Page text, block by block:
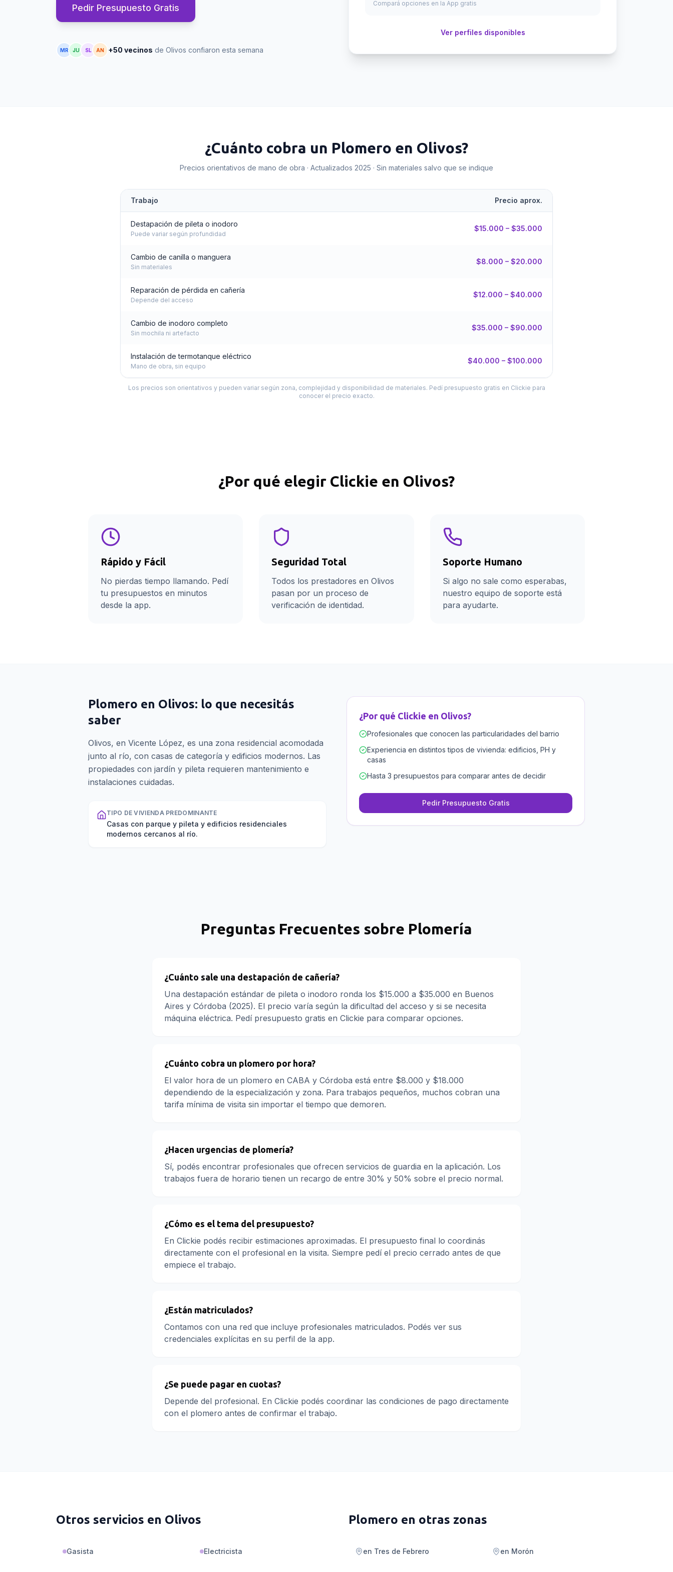
Pedir Presupuesto Gratis
MR JU SL AN +50 vecinos de Olivos confiaron esta semana
Compará opciones en la App gratis
Ver perfiles disponibles
¿Cuánto cobra un Plomero en Olivos?
Precios orientativos de mano de obra · Actualizados 2025 · Sin materiales salvo que se indique
Trabajo Precio aprox.
Destapación de pileta o inodoro
Puede variar según profundidad
$15.000 – $35.000
Cambio de canilla o manguera
Sin materiales
$8.000 – $20.000
Reparación de pérdida en cañería
Depende del acceso
$12.000 – $40.000
Cambio de inodoro completo
Sin mochila ni artefacto
$35.000 – $90.000
Instalación de termotanque eléctrico
Mano de obra, sin equipo
$40.000 – $100.000
Los precios son orientativos y pueden variar según zona, complejidad y disponibilidad de materiales. Pedí presupuesto gratis en Clickie para
conocer el precio exacto.
¿Por qué elegir Clickie en Olivos?
Rápido y Fácil
No pierdas tiempo llamando. Pedí
tu presupuestos en minutos
desde la app.
Seguridad Total
Todos los prestadores en Olivos
pasan por un proceso de
verificación de identidad.
Soporte Humano
Si algo no sale como esperabas,
nuestro equipo de soporte está
para ayudarte.
Plomero en Olivos: lo que necesitás
saber
Olivos, en Vicente López, es una zona residencial acomodada
junto al río, con casas de categoría y edificios modernos. Las
propiedades con jardín y pileta requieren mantenimiento e
instalaciones cuidadas.
TIPO DE VIVIENDA PREDOMINANTE
Casas con parque y pileta y edificios residenciales
modernos cercanos al río.
¿Por qué Clickie en Olivos?
Profesionales que conocen las particularidades del barrio
Experiencia en distintos tipos de vivienda: edificios, PH y
casas
Hasta 3 presupuestos para comparar antes de decidir
Pedir Presupuesto Gratis
Preguntas Frecuentes sobre Plomería
¿Cuánto sale una destapación de cañería?
Una destapación estándar de pileta o inodoro ronda los $15.000 a $35.000 en Buenos
Aires y Córdoba (2025). El precio varía según la dificultad del acceso y si se necesita
máquina eléctrica. Pedí presupuesto gratis en Clickie para comparar opciones.
¿Cuánto cobra un plomero por hora?
El valor hora de un plomero en CABA y Córdoba está entre $8.000 y $18.000
dependiendo de la especialización y zona. Para trabajos pequeños, muchos cobran una
tarifa mínima de visita sin importar el tiempo que demoren.
¿Hacen urgencias de plomería?
Sí, podés encontrar profesionales que ofrecen servicios de guardia en la aplicación. Los
trabajos fuera de horario tienen un recargo de entre 30% y 50% sobre el precio normal.
¿Cómo es el tema del presupuesto?
En Clickie podés recibir estimaciones aproximadas. El presupuesto final lo coordinás
directamente con el profesional en la visita. Siempre pedí el precio cerrado antes de que
empiece el trabajo.
¿Están matriculados?
Contamos con una red que incluye profesionales matriculados. Podés ver sus
credenciales explícitas en su perfil de la app.
¿Se puede pagar en cuotas?
Depende del profesional. En Clickie podés coordinar las condiciones de pago directamente
con el plomero antes de confirmar el trabajo.
Otros servicios en Olivos
Gasista Electricista
Plomero en otras zonas
en Tres de Febrero en Morón